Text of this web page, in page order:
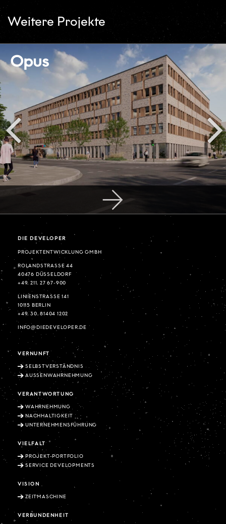
Weitere Projekte
Opus
DIE DEVELOPER
PROJEKTENTWICKLUNG GMBH
ROLANDSTRASSE 44
40476 DÜSSELDORF
+49. 211. 27 67-900
LINIENSTRASSE 141
10115 BERLIN
+49. 30. 81404 1202
INFO@DIEDEVELOPER.DE
VERNUNFT
SELBSTVERSTÄNDNIS
AUSSENWAHRNEHMUNG
VERANTWORTUNG
WAHRNEHMUNG
NACHHALTIGKEIT
UNTERNEHMENSFÜHRUNG
VIELFALT
PROJEKT-PORTFOLIO
SERVICE DEVELOPMENTS
VISION
ZEITMASCHINE
VERBUNDENHEIT